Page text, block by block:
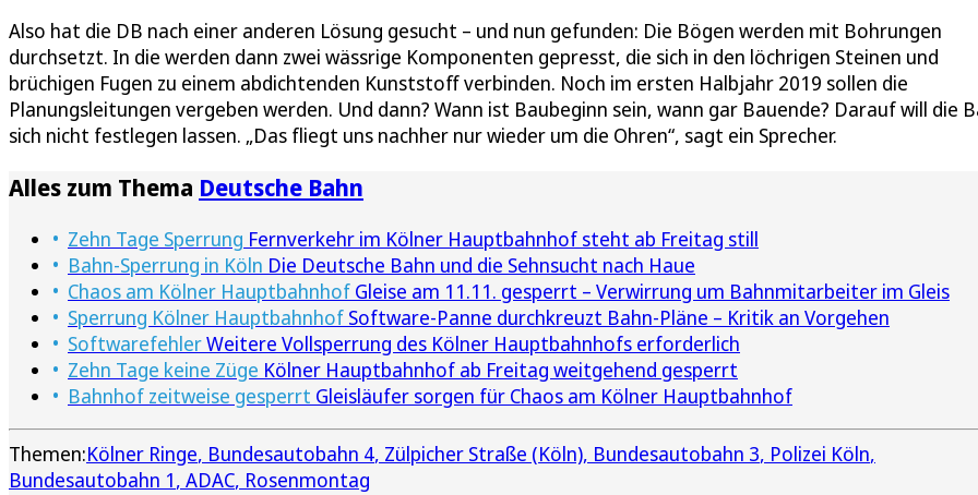
Also hat die DB nach einer anderen Lösung gesucht – und nun gefunden: Die Bögen werden mit Bohrungen
durchsetzt. In die werden dann zwei wässrige Komponenten gepresst, die sich in den löchrigen Steinen und
brüchigen Fugen zu einem abdichtenden Kunststoff verbinden. Noch im ersten Halbjahr 2019 sollen die
Planungsleitungen vergeben werden. Und dann? Wann ist Baubeginn sein, wann gar Bauende? Darauf will die
sich nicht festlegen lassen. „Das fliegt uns nachher nur wieder um die Ohren“, sagt ein Sprecher.
Alles zum Thema Deutsche Bahn
Zehn Tage Sperrung Fernverkehr im Kölner Hauptbahnhof steht ab Freitag still
Bahn-Sperrung in Köln Die Deutsche Bahn und die Sehnsucht nach Haue
Chaos am Kölner Hauptbahnhof Gleise am 11.11. gesperrt – Verwirrung um Bahnmitarbeiter im Gleis
Sperrung Kölner Hauptbahnhof Software-Panne durchkreuzt Bahn-Pläne – Kritik an Vorgehen
SoftwarefehlerWeitere Vollsperrung des Kölner Hauptbahnhofs erforderlich
Zehn Tage keine Züge Kölner Hauptbahnhof ab Freitag weitgehend gesperrt
Bahnhof zeitweise gesperrt Gleisläufer sorgen für Chaos am Kölner Hauptbahnhof
Themen:Kölner Ringe Bundesautobahn 4 Zülpicher Straße (Köln) Bundesautobahn 3 Polizei Köln
Bundesautobahn 1 ADAC Rosenmontag